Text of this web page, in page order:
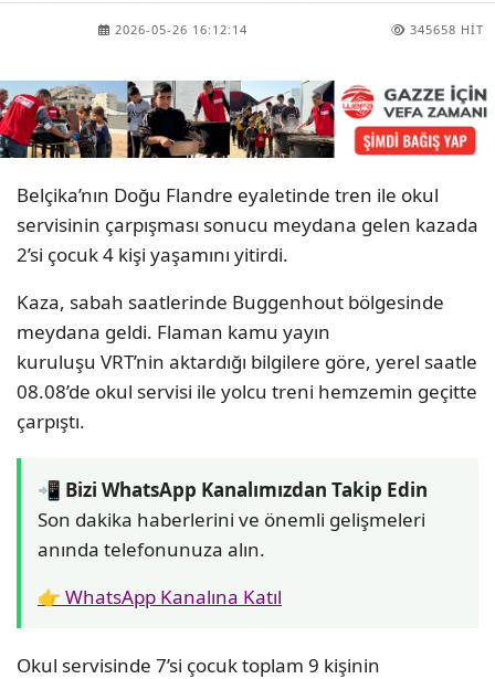
2026-05-26 16:12:14 345658 HIT
Belçika’nın Doğu Flandre eyaletinde tren ile okul
servisinin çarpışması sonucu meydana gelen kazada
2’si çocuk 4 kişi yaşamını yitirdi.
Kaza, sabah saatlerinde Buggenhout bölgesinde
meydana geldi. Flaman kamu yayın
kuruluşu VRT’nin aktardığı bilgilere göre, yerel saatle
08.08’de okul servisi ile yolcu treni hemzemin geçitte
çarpıştı.
📲 Bizi WhatsApp Kanalımızdan Takip Edin
Son dakika haberlerini ve önemli gelişmeleri
anında telefonunuza alın.
👉 WhatsApp Kanalına Katıl
Okul servisinde 7’si çocuk toplam 9 kişinin